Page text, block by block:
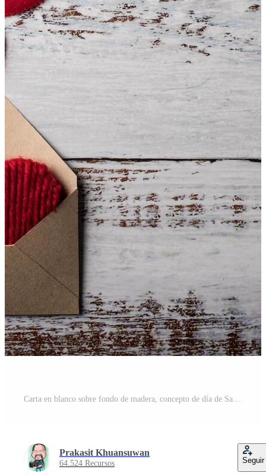
Carta en blanco sobre fondo de madera, concepto de día de San Valentín Foto Gratis
Prakasit Khuansuwan
64.524 Recursos Seguir